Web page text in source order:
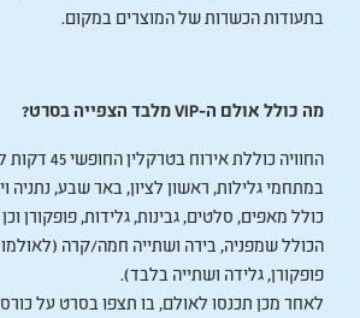
בתעודות הכשרות של המוצרים במקום.
מה כולל אולם ה-VIP מלבד הצפייה בסרט?
החוויה כוללת
במתחמי גלילות, ראשון לציון, באר שבע, נתניה
כולל מאפים, סלטים, גבינות, גלידות, פופקורן
הכולל שמפניה, בירה ושתייה חמה/קרה
פופקורן, גלידה ושתייה בלבד).
לאחר מכן תכנסו לאולם, בו תצפו בסרט על